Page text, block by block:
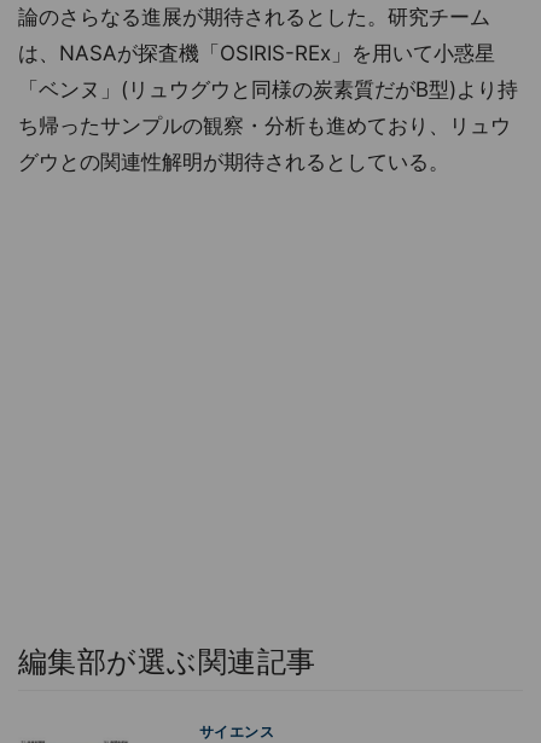
論のさらなる進展が期待されるとした。研究チーム
は、NASAが探査機「OSIRIS-REx」を用いて小惑星
「ベンヌ」(リュウグウと同様の炭素質だがB型)より持
ち帰ったサンプルの観察・分析も進めており、リュウ
グウとの関連性解明が期待されるとしている。
編集部が選ぶ関連記事
サイエンス